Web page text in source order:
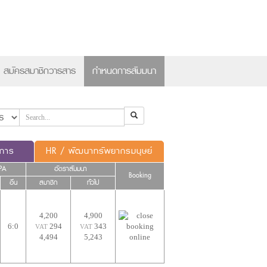
สมัครสมาชิกวารสาร กำหนดการสัมมนา
าร HR / พัฒนาทรัพยากรมนุษย์
อัตราสัมมนา
Booking
อื่น สมาชิก ทั่วไป
6:0
4,200
VAT294
4,494
4,900
VAT343
5,243